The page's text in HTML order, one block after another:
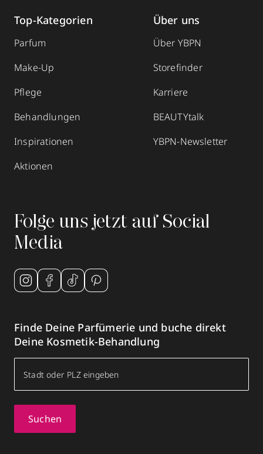
Top-Kategorien
Parfum
Make-Up
Pflege
Behandlungen
Inspirationen
Aktionen
Über uns
Über YBPN
Storefinder
Karriere
BEAUTYtalk
YBPN-Newsletter
Folge uns jetzt auf Social
Media
Finde Deine Parfümerie und buche direkt
Deine Kosmetik-Behandlung
Suchen